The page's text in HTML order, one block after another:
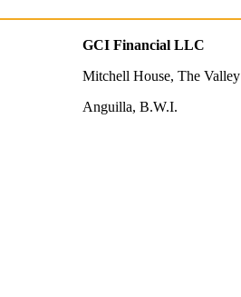
GCI Financial LLC
Mitchell House, The Valley
Anguilla, B.W.I.